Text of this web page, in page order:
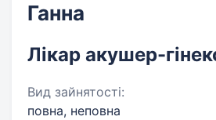
Ганна
Лікар акушер-
Вид зайнятості:
повна, неповна